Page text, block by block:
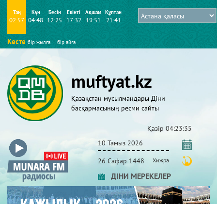
Таң
02:57
Күн
04:48
Бесін
12:25
Екінті
17:32
Ақшам
19:51
Құптан
21:41
Кесте бір жылға бір айға
muftyat.kz
Қазақстан мұсылмандары Діни
басқармасының ресми сайты
Қазір 04:23:35
10 Тамыз 2026
26 Сафар 1448 Хижра
ДІНИ МЕРЕКЕЛЕР